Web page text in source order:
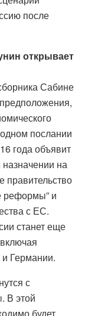
после
открывает
Сабине
послании
года объявит
на
правительство
реформы” и
с ЕС.
станет еще
Германии.
с
В этой
будет